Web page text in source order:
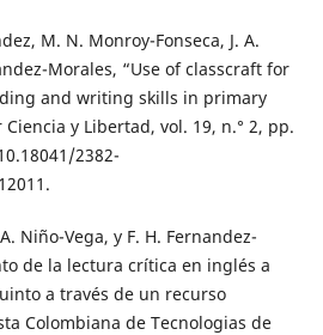
M. N. Monroy-Fonseca, J. A.
Morales, “Use of classcraft for
and writing skills in primary
y Libertad, vol. 19, n.° 2, pp.
2382-
Niño-Vega, y F. H. Fernandez-
de la lectura crítica en inglés a
a través de un recurso
Colombiana de Tecnologias de